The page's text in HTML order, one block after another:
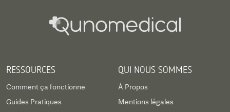
RESSOURCES
Comment ça fonctionne
Guides Pratiques
QUI NOUS SOMMES
À Propos
Mentions légales